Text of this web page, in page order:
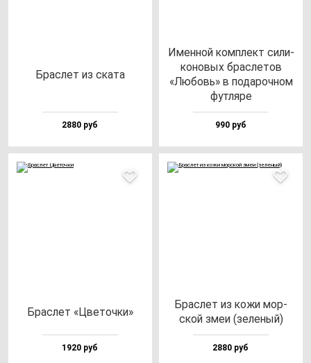
Брас­лет из ска­та
2880 руб
Имен­ной ком­плект си­ли­
ко­но­вых брас­ле­тов
«Любовь» в по­да­роч­ном
фут­ля­ре
990 руб
Брас­лет «Цве­точ­ки»
1920 руб
Брас­лет из ко­жи мор­
ской змеи (зе­ле­ный)
2880 руб